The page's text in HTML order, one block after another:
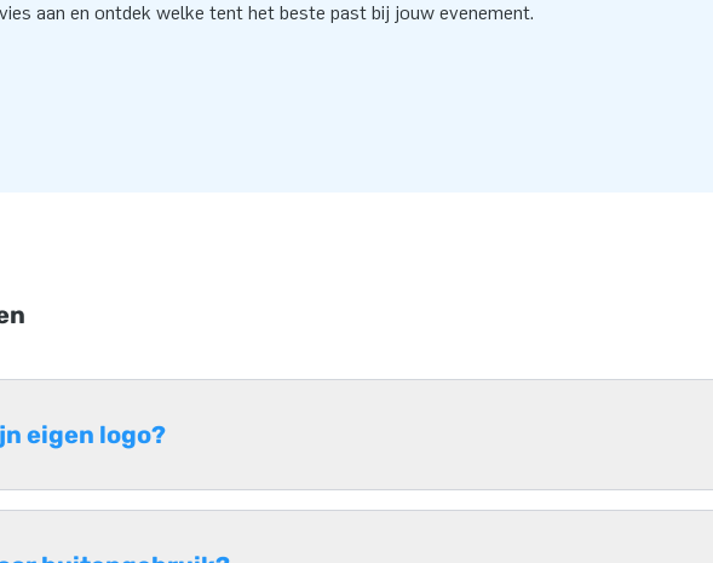
aan en ontdek welke tent het beste past bij jouw evenement.
eigen logo?